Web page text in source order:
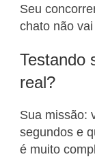
Seu
chato não
Testando
real?
Sua missão:
segundos e
é muito